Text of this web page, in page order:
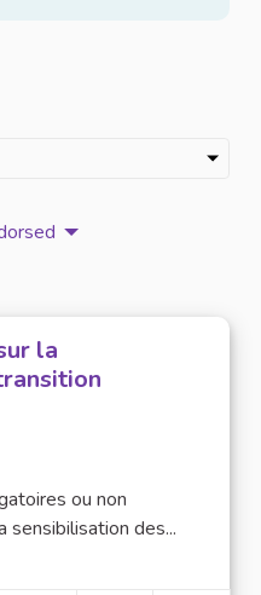
la
ou non
sensibilisation des...